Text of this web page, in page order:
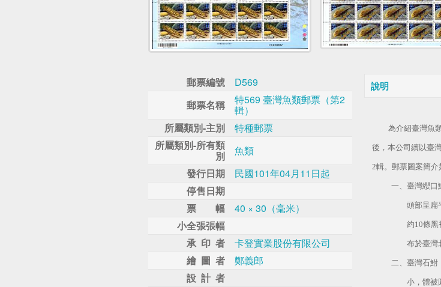
郵票編號
D569
郵票名稱
特569 臺灣魚類郵票（第2
輯）
所屬類別-主別
特種郵票
所屬類別-所有類
別
魚類
發行日期
民國101年04月11日起
停售日期
票 幅
40 × 30（毫米）
小全張張幅
承 印 者
卡登實業股份有限公司
繪 圖 者
鄭義郎
設 計 者
說明
為介紹臺灣魚
後，本公司續以臺
2輯。郵票圖案簡介
一、臺灣纓口
頭部呈扁
約10條黑
布於臺灣
二、臺灣石鮒
小，體被